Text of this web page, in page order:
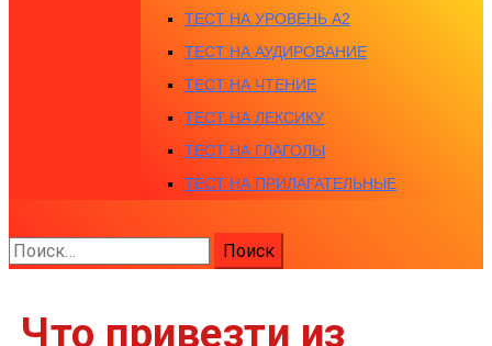
ТЕСТ НА УРОВЕНЬ A2
ТЕСТ НА АУДИРОВАНИЕ
ТЕСТ НА ЧТЕНИЕ
ТЕСТ НА ЛЕКСИКУ
ТЕСТ НА ГЛАГОЛЫ
ТЕСТ НА ПРИЛАГАТЕЛЬНЫЕ
Найти:
Что привезти из